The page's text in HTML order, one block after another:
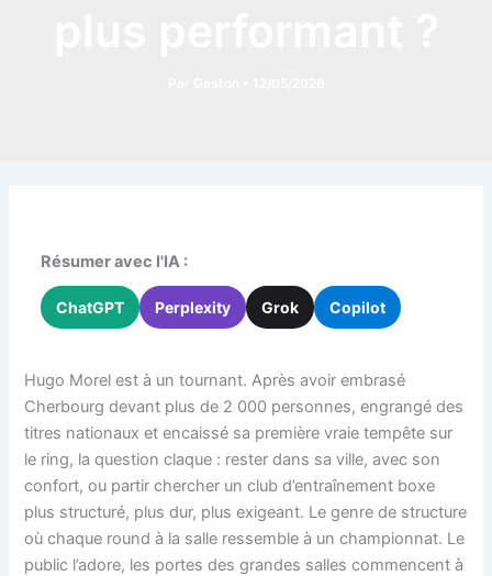
Résumer avec l'IA :
ChatGPT Perplexity Grok Copilot
Hugo Morel est à un tournant. Après avoir embrasé
Cherbourg devant plus de 2 000 personnes, engrangé des
titres nationaux et encaissé sa première vraie tempête sur
le ring, la question claque : rester dans sa ville, avec son
confort, ou partir chercher un club d’entraînement boxe
plus structuré, plus dur, plus exigeant. Le genre de structure
où chaque round à la salle ressemble à un championnat. Le
public l’adore, les portes des grandes salles commencent à